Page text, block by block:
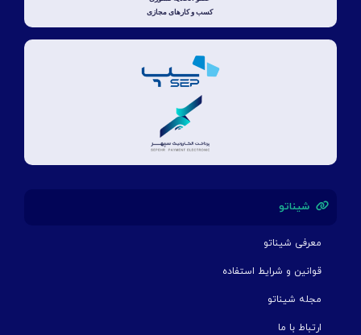
شیناتو
معرفی شیناتو
قوانین و شرایط استفاده
مجله شیناتو
ارتباط با ما